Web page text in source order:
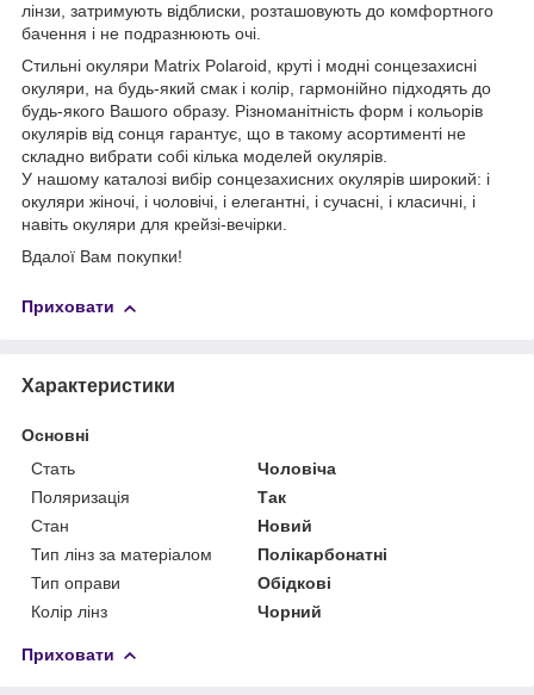
лінзи, затримують відблиски, розташовують до комфортного
бачення і не подразнюють очі.
Стильні окуляри Matrix Polaroid, круті і модні сонцезахисні
окуляри, на будь-який смак і колір, гармонійно підходять до
будь-якого Вашого образу. Різноманітність форм і кольорів
окулярів від сонця гарантує, що в такому асортименті не
складно вибрати собі кілька моделей окулярів.
У нашому каталозі вибір сонцезахисних окулярів широкий: і
окуляри жіночі, і чоловічі, і елегантні, і сучасні, і класичні, і
навіть окуляри для крейзі-вечірки.
Вдалої Вам покупки!
Приховати
Характеристики
Основні
Стать
Чоловіча
Поляризація
Так
Стан
Новий
Тип лінз за матеріалом
Полікарбонатні
Тип оправи
Обідкові
Колір лінз
Чорний
Приховати